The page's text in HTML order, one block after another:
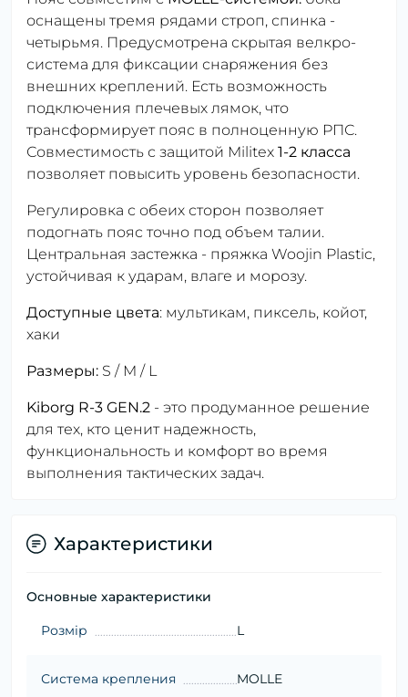
оснащены тремя рядами строп, спинка -
четырьмя. Предусмотрена скрытая велкро-
система для фиксации снаряжения без
внешних креплений. Есть возможность
подключения плечевых лямок, что
трансформирует пояс в полноценную РПС.
Совместимость с защитой Militex 1-2 класса
позволяет повысить уровень безопасности.
Регулировка с обеих сторон позволяет
подогнать пояс точно под объем талии.
Центральная застежка - пряжка Woojin Plastic,
устойчивая к ударам, влаге и морозу.
Доступные цвета: мультикам, пиксель, койот,
хаки
Размеры: S / M / L
Kiborg R-3 GEN.2 - это продуманное решение
для тех, кто ценит надежность,
функциональность и комфорт во время
выполнения тактических задач.
Характеристики
Основные характеристики
Розмір L
Система крепления MOLLE